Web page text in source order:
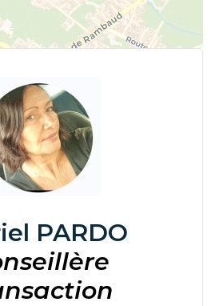
PARDO